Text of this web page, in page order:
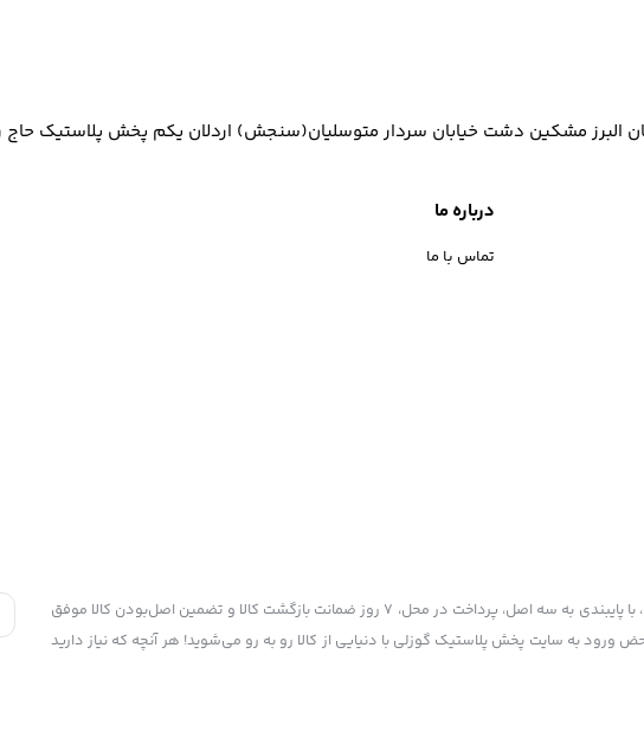
البرز مشکین دشت خیابان سردار متوسلیان(سنجش) اردلان یکم پخش پلاستیک حاج
درباره ما
تماس با ما
پخش پلاستیک گوزلی به عنوان یکی از قدیمی‌ترین فروشگاه های اینترنتی با بیش از یک دهه تجربه، با پایبندی به سه اصل، پرداخت در محل، ۷ روز ضمانت بازگشت کالا و تضمین اصل‌بودن کالا موفق
ورود به سایت پخش پلاستیک گوزلی با دنیایی از کالا رو به رو می‌شوید! هر آنچه که نیاز دارید